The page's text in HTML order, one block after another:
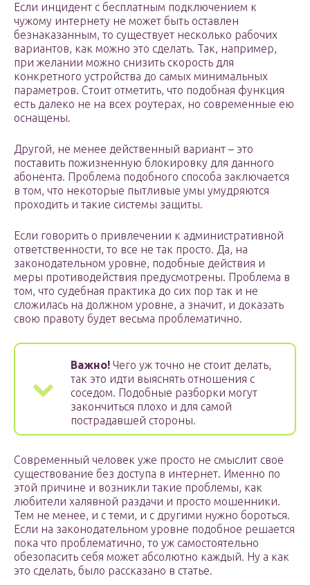
Если инцидент с бесплатным подключением к
чужому интернету не может быть оставлен
безнаказанным, то существует несколько рабочих
вариантов, как можно это сделать. Так, например,
при желании можно снизить скорость для
конкретного устройства до самых минимальных
параметров. Стоит отметить, что подобная функция
есть далеко не на всех роутерах, но современные ею
оснащены.
Другой, не менее действенный вариант – это
поставить пожизненную блокировку для данного
абонента. Проблема подобного способа заключается
в том, что некоторые пытливые умы умудряются
проходить и такие системы защиты.
Если говорить о привлечении к административной
ответственности, то все не так просто. Да, на
законодательном уровне, подобные действия и
меры противодействия предусмотрены. Проблема в
том, что судебная практика до сих пор так и не
сложилась на должном уровне, а значит, и доказать
свою правоту будет весьма проблематично.
Важно! Чего уж точно не стоит делать,
так это идти выяснять отношения с
соседом. Подобные разборки могут
закончиться плохо и для самой
пострадавшей стороны.
Современный человек уже просто не смыслит свое
существование без доступа в интернет. Именно по
этой причине и возникли такие проблемы, как
любители халявной раздачи и просто мошенники.
Тем не менее, и с теми, и с другими нужно бороться.
Если на законодательном уровне подобное решается
пока что проблематично, то уж самостоятельно
обезопасить себя может абсолютно каждый. Ну а как
это сделать, было рассказано в статье.